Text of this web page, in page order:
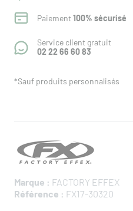
Paiement100% sécurisé
Service client gratuit
02 22 66 60 83
*Sauf produits personnalisés
Marque : FACTORY EFFEX
Référence : FX17-30320